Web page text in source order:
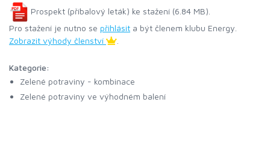
Prospekt (příbalový leták) ke stažení (6.84 MB).
Pro stažení je nutno se přihlásit a být členem klubu Energy.
Zobrazit výhody členství
Kategorie:
Zelené potraviny - kombinace
Zelené potraviny ve výhodném balení